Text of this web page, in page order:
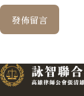
發佈留言